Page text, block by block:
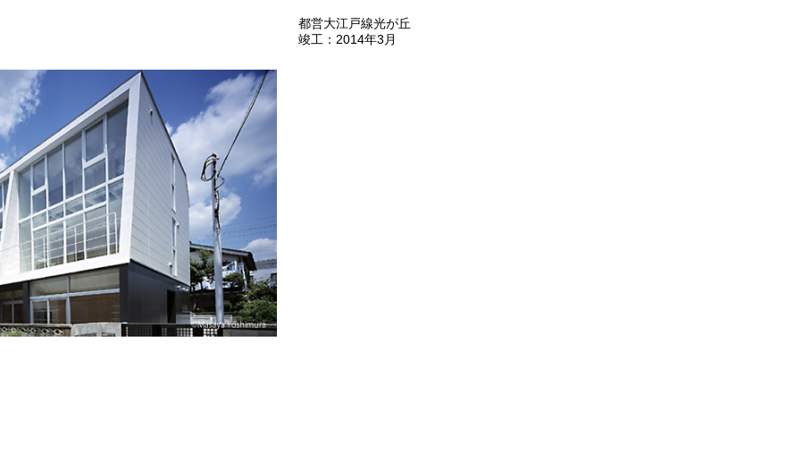
都営大江戸線光が丘
竣工：2014年3月